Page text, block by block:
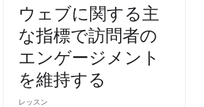
ウェブに関する主
な指標で訪問者の
エンゲージメント
を維持する
レッスン